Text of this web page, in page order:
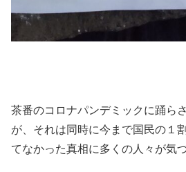
茶番のコロナパンデミックに踊ら
が、それは同時に今まで国民の１
てなかった真相に多くの人々が気